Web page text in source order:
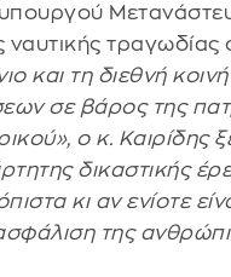
τραγωδίας
και τη διεθνή
σε βάρος της
ο κ. Καιρίδης
δικαστικής
κι αν ενίοτε
της